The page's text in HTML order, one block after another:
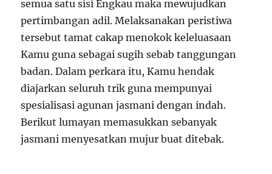
semua satu sisi Engkau maka mewujudkan
pertimbangan adil. Melaksanakan peristiwa
tersebut tamat cakap menokok keleluasaan
Kamu guna sebagai sugih sebab tanggungan
badan. Dalam perkara itu, Kamu hendak
diajarkan seluruh trik guna mempunyai
spesialisasi agunan jasmani dengan indah.
Berikut lumayan memasukkan sebanyak
jasmani menyesatkan mujur buat ditebak.